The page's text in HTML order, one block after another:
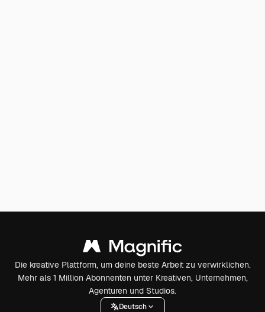
Die kreative Plattform, um deine beste Arbeit zu verwirklichen.
Mehr als 1 Million Abonnenten unter Kreativen, Unternehmen,
Agenturen und Studios.
Deutsch